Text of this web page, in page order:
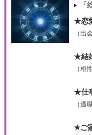
『
★恋
（出
★結
（相
★仕
（適
★ご